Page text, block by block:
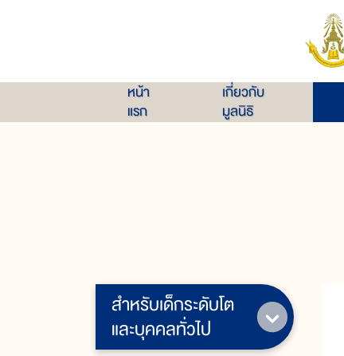
หน้า
แรก
เกี่ยวกับ
มูลนิธิ
สำหรับเด็กระดับโต
และบุคคลทั่วไป